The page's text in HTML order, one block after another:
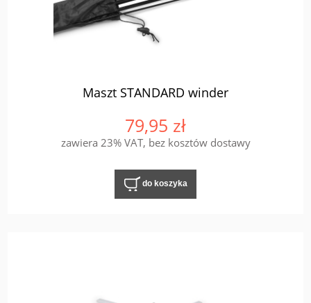
Maszt STANDARD winder
79,95 zł
zawiera 23% VAT, bez kosztów dostawy
do koszyka